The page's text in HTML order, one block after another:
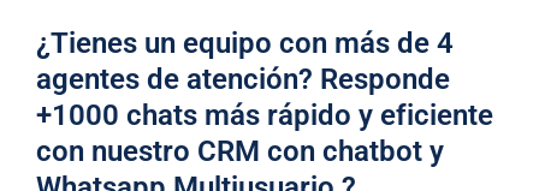
¿Tienes un equipo con más de 4
agentes de atención? Responde
+1000 chats más rápido y eficiente
con nuestro CRM con chatbot y